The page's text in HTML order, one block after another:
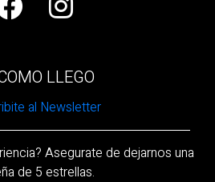
LLEGO
al Newsletter
Asegurate de dejarnos una
de 5 estrellas.